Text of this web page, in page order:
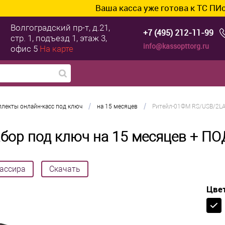
Ваша касса уже готова к ТС ПИоТ?
Волгоградский пр-т, д.21,
стр. 1, подъезд 1, этаж 3,
офис 5 На карте
+7 (495) 212-11-99
info@kassopttorg.ru
онлайн-касс под ключ / на 15 месяцев / Ритейл-01ФМ RS/USB/
под ключ на 15 месяцев +
Скачать